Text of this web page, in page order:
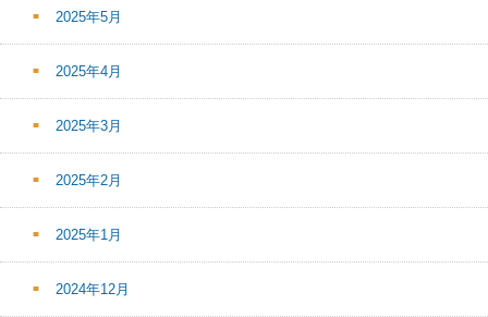
2025年5月
2025年4月
2025年3月
2025年2月
2025年1月
2024年12月